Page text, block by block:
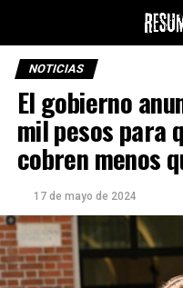
NOTICIAS
El gobierno
mil pesos para
cobren menos
17 de mayo de 2024